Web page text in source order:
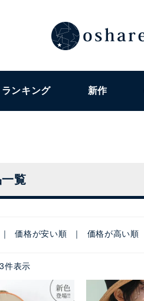
ランキング 新作
覧
価格が安い順 価格が高い順
3件表示